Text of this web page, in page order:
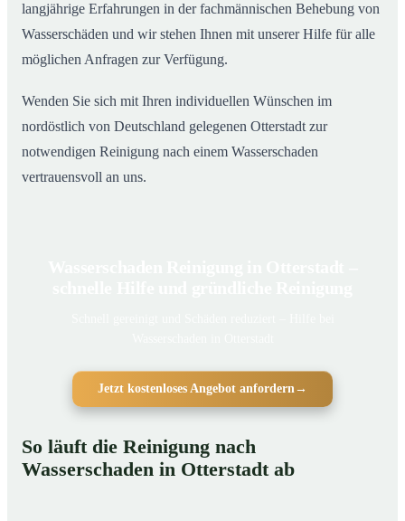
langjährige Erfahrungen in der fachmännischen Behebung von
Wasserschäden und wir stehen Ihnen mit unserer Hilfe für alle
möglichen Anfragen zur Verfügung.
Wenden Sie sich mit Ihren individuellen Wünschen im
nordöstlich von Deutschland gelegenen Otterstadt zur
notwendigen Reinigung nach einem Wasserschaden
vertrauensvoll an uns.
Jetzt kostenloses Angebot anfordern→
So läuft die Reinigung nach
Wasserschaden in Otterstadt ab